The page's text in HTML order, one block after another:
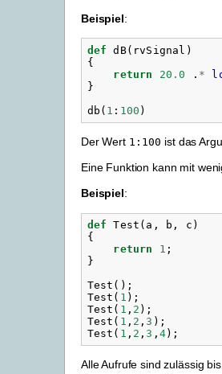
Beispiel:
def dB( rvSignal )
{
return
20.0 . *
}
db ( 1 : 100 )
Der Wert 1:100 ist das
Eine Funktion kann mit
Beispiel:
def Test ( a , b , c )
{
return
1 ;
}
Test ();
Test ( 1 );
Test ( 1 , 2 );
Test ( 1 , 2 ,3 );
Test ( 1 , 2 ,3 , 4);
Alle Aufrufe sind zulässig